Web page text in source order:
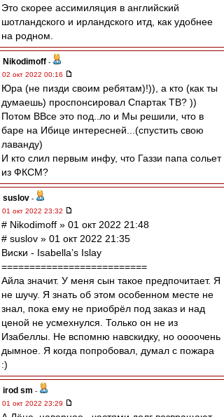
Это скорее ассимиляция в английский
шотландского и ирландского итд, как удобнее
на родном.
Nikodimoff -
02 окт 2022 00:16
Юра (не пизди своим ребятам)!)), а кто (как ты
думаешь) проспонсировал Спартак ТВ? ))
Потом ВВсе это под..ло и Мы решили, что в
баре на Ибице интересней...(спустить свою
лаванду)
И кто слил первым инфу, что Газзи папа сольет
из ФКСМ?
suslov -
01 окт 2022 23:32
# Nikodimoff » 01 окт 2022 21:48
# suslov » 01 окт 2022 21:35
Виски - Isabella’s Islay
==========================
Айла значит. У меня сын такое предпочитает. Я
не шучу. Я знать об этом особенном месте не
знал, пока ему не приобрёл под заказ и над
ценой не усмехнулся. Только он не из
Изабеллы. Не вспомню навскидку, но оооочень
дымное. Я когда попробовал, думал с пожара
:)
irod sm -
01 окт 2022 23:29